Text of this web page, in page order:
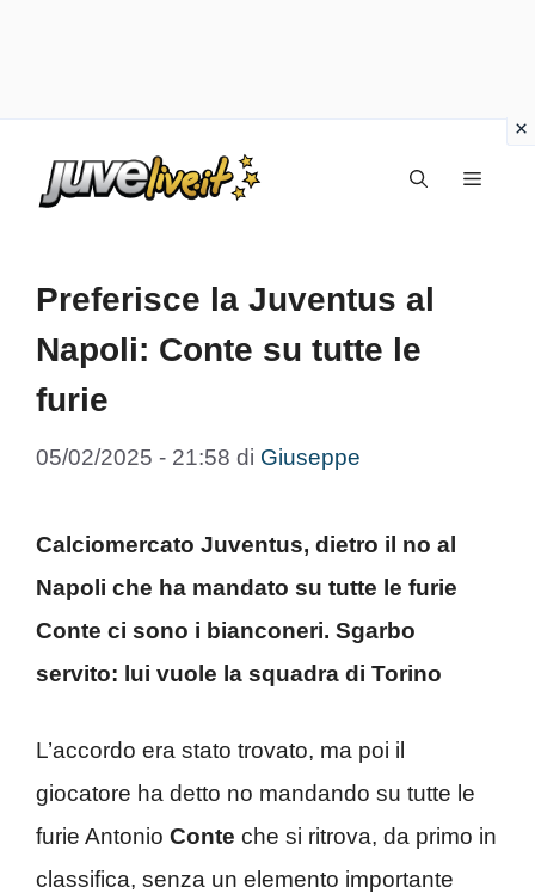
Menu
Preferisce la Juventus al
Napoli: Conte su tutte le
furie
05/02/2025 - 21:58 di Giuseppe
Calciomercato Juventus, dietro il no al
Napoli che ha mandato su tutte le furie
Conte ci sono i bianconeri. Sgarbo
servito: lui vuole la squadra di Torino
L’accordo era stato trovato, ma poi il
giocatore ha detto no mandando su tutte le
furie Antonio Conte che si ritrova, da primo in
classifica, senza un elemento importante